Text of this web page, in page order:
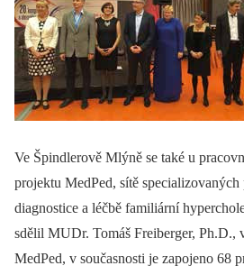
Ve Špindlerově Mlýně se také u
projektu MedPed, sítě
diagnostice a léčbě familiární
sdělil MUDr. Tomáš Freiberger, Ph.D.,
MedPed, v současnosti je zapojeno 68